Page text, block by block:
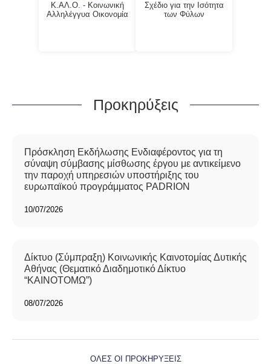
Κ.ΑΛ.Ο. - Κοινωνική
Αλληλέγγυα Οικονομία
Σχέδιο για την Ισότητα
των Φύλων
Προκηρύξεις
Πρόσκληση Εκδήλωσης Ενδιαφέροντος για τη
σύναψη σύμβασης μίσθωσης έργου με αντικείμενο
την παροχή υπηρεσιών υποστήριξης του
ευρωπαϊκού προγράμματος PADRION
10/07/2026
Δίκτυο (Σύμπραξη) Κοινωνικής Καινοτομίας Δυτικής
Αθήνας (Θεματικό Διαδημοτικό Δίκτυο
“ΚΑΙΝΟΤΟΜΩ”)
08/07/2026
ΟΛΕΣ ΟΙ ΠΡΟΚΗΡΥΞΕΙΣ